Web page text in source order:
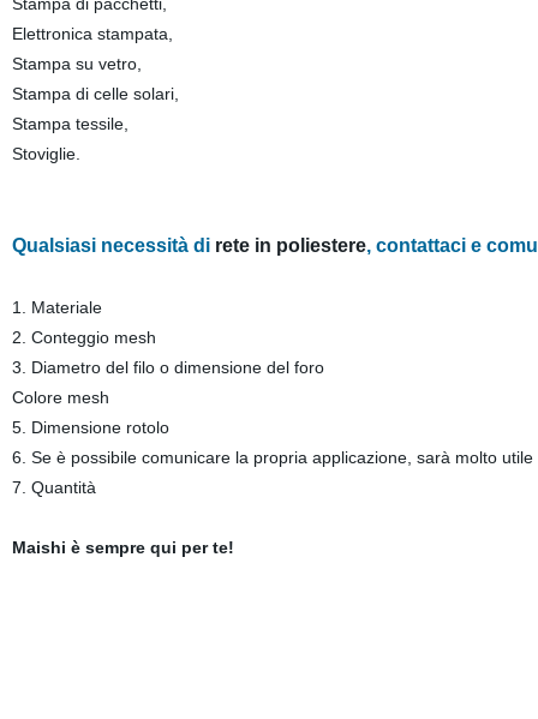
Elettronica stampata,
Stampa su vetro,
Stampa di celle solari,
Stampa tessile,
Stoviglie.
Qualsiasi necessità direte in poliestere, contattaci e
1. Materiale
2. Conteggio mesh
3. Diametro del filo o dimensione del foro
Colore mesh
5. Dimensione rotolo
6. Se è possibile comunicare la propria applicazione, sarà molto utile
7. Quantità
Maishi è sempre qui per te!